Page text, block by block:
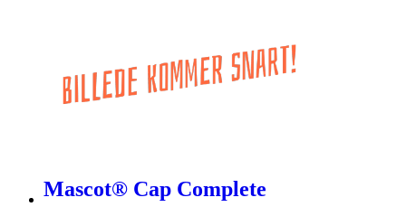
Mascot® Cap Complete